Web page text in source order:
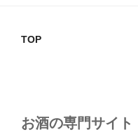
TOP
お酒の専門サイト